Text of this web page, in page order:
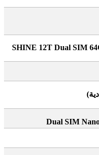
SHINE 12T Dual SIM